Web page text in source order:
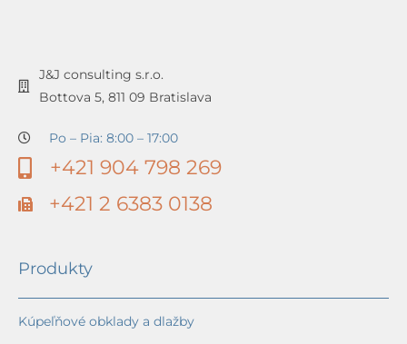
J&J consulting s.r.o.
Bottova 5, 811 09 Bratislava
Po – Pia: 8:00 – 17:00
+421 904 798 269
+421 2 6383 0138
Produkty
Kúpeľňové obklady a dlažby